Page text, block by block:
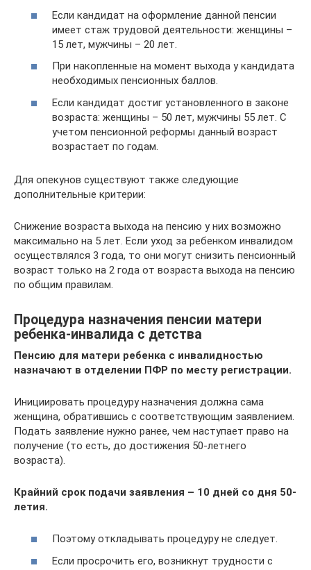
Если кандидат на оформление данной пенсии
имеет стаж трудовой деятельности: женщины –
15 лет, мужчины – 20 лет.
При накопленные на момент выхода у кандидата
необходимых пенсионных баллов.
Если кандидат достиг установленного в законе
возраста: женщины – 50 лет, мужчины 55 лет. С
учетом пенсионной реформы данный возраст
возрастает по годам.
Для опекунов существуют также следующие
дополнительные критерии:
Снижение возраста выхода на пенсию у них возможно
максимально на 5 лет. Если уход за ребенком инвалидом
осуществлялся 3 года, то они могут снизить пенсионный
возраст только на 2 года от возраста выхода на пенсию
по общим правилам.
Процедура назначения пенсии матери
ребенка-инвалида с детства
Пенсию для матери ребенка с инвалидностью
назначают в отделении ПФР по месту регистрации.
Инициировать процедуру назначения должна сама
женщина, обратившись с соответствующим заявлением.
Подать заявление нужно ранее, чем наступает право на
получение (то есть, до достижения 50-летнего
возраста).
Крайний срок подачи заявления – 10 дней со дня 50-
летия.
Поэтому откладывать процедуру не следует.
Если просрочить его, возникнут трудности с